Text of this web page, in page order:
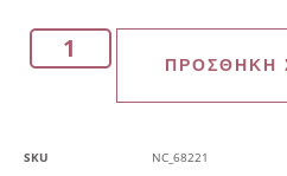
ΠΡΟΣΘΉΚΗ
SKU
NC_68221